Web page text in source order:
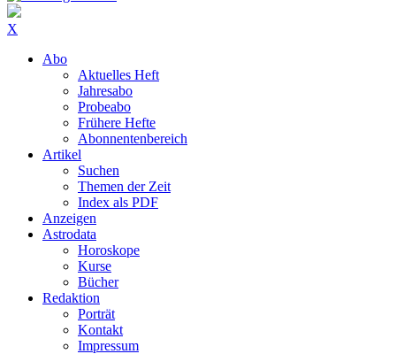
X
Abo
Aktuelles Heft
Jahresabo
Probeabo
Frühere Hefte
Abonnentenbereich
Artikel
Suchen
Themen der Zeit
Index als PDF
Anzeigen
Astrodata
Horoskope
Kurse
Bücher
Redaktion
Porträt
Kontakt
Impressum